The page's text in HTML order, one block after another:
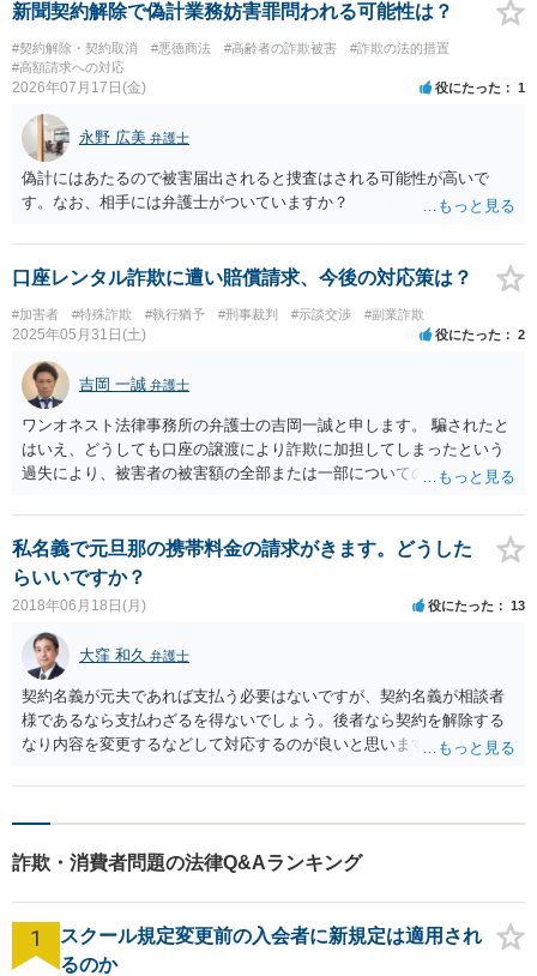
には、まずはご相談頂くことが大事であると実感しています。
新聞契約解除で偽計業務妨害罪問われる可能性は？
#契約解除・契約取消 #悪徳商法 #高齢者の詐欺被害
#詐欺の法的措置
#高額請求への対応
2026年07月17日(金) 役にたった 1
永野 広美 弁護士
偽計にはあたるので被害届出されると捜査はされる可能性が高いで
す。なお、相手には弁護士がついていますか？
口座レンタル詐欺に遭い賠償請求、今後の対応策は？
#加害者 #特殊詐欺 #執行猶予 #刑事裁判 #示談交渉 #副業詐欺
2025年05月31日(土) 役にたった 2
吉岡 一誠 弁護士
ワンオネスト法律事務所の弁護士の吉岡一誠と申します。 騙されたと
はいえ、どうしても口座の譲渡により詐欺に加担してしまったという
過失により、被害者の被害額の全部または一部についての賠償義務を
すにも弁護士費用などのコストがかかるものであり、通常すぐには裁
判を起こしてこないことが多いので、話し合いによる解決を図る余地
は十分あるでしょう。 裁判上は、被害者側が詐欺に遭った際の過失の
程度なども過失相殺として考慮され得るので、必ずしも全額を支払う
必要はありません。 話し合いによる解決を希望するなら、相談者様自
身も騙されて口座を渡したという経緯を相手方弁護士に伝えたうえ
で、例えば差し当たり解決金として数十万円前半程度の金額を分割で
支払うといった提示をすることが考えられますが、他にも被害者がい
た場合には別途追加で請求が来る可能性があるほか、相談者様の収入
資産その他のお借入の状況等によってはそもそも支払いに無理がある
という可能性があり得るので、見切り発車で話し合いを進めるより
は、無料相談を利用するなどして弁護士に具体的な相談をして、慎重
裁判を起こした場合も、自宅住所に裁判所から書面が届くだけで職場
て良いのかなと思います。
私名義で元旦那の携帯料金の請求がきます。どうした
らいいですか？
2018年06月18日(月) 役にたった 13
大窪 和久 弁護士
契約名義が元夫であれば支払う必要はないですが、契約名義が相談者
様であるなら支払わざるを得ないでしょう。後者なら契約を解除する
なり内容を変更するなどして対応するのが良いと思います。
詐欺・消費者問題の法律Q&Aランキング
1
スクール規定変更前の入会者に新規定は適用され
るのか